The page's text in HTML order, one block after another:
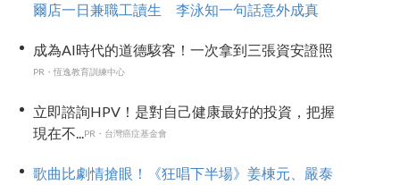
爾店一日兼職工讀生 李泳知一句話意外成真
成為AI時代的道德駭客！一次拿到三張資安證照
PR・恆逸教育訓練中心
立即諮詢HPV！是對自己健康最好的投資，把握
現在不...PR・台灣癌症基金會
歌曲比劇情搶眼！《狂唱下半場》姜棟元、嚴泰